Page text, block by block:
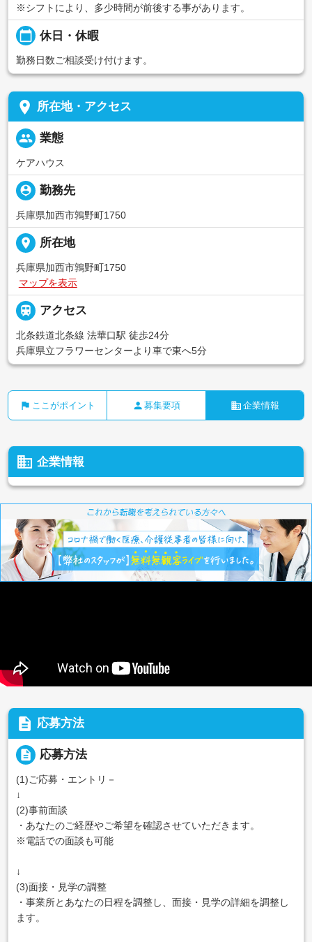
※シフトにより、多少時間が前後する事があります。
calendar_today 休日・休暇
勤務日数ご相談受け付けます。
place 所在地・アクセス
people 業態
ケアハウス
person_pin 勤務先
兵庫県加西市鶉野町1750
place 所在地
兵庫県加西市鶉野町1750
マップを表示
 アクセス
北条鉄道北条線 法華口駅 徒歩24分
兵庫県立フラワーセンターより車で東へ5分
flag ここがポイント person 募集要項 business 企業情報
business 企業情報
description 応募方法
description 応募方法
(1)ご応募・エントリ－
↓
(2)事前面談
・あなたのご経歴やご希望を確認させていただきます。
※電話での面談も可能
↓
(3)面接・見学の調整
・事業所とあなたの日程を調整し、面接・見学の詳細を調整し
ます。